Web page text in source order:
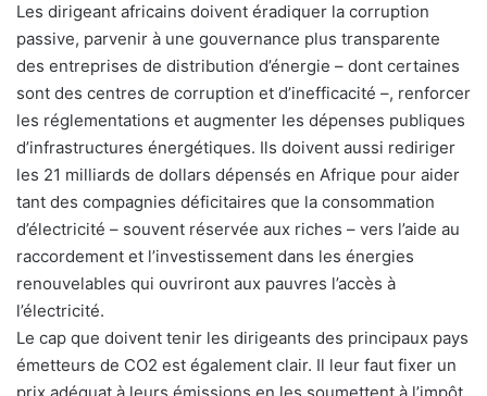
Les dirigeant africains doivent éradiquer la corruption
passive, parvenir à une gouvernance plus transparente
des entreprises de distribution d’énergie – dont certaines
sont des centres de corruption et d’inefficacité –, renforcer
les réglementations et augmenter les dépenses publiques
d’infrastructures énergétiques. Ils doivent aussi rediriger
les 21 milliards de dollars dépensés en Afrique pour aider
tant des compagnies déficitaires que la consommation
d’électricité – souvent réservée aux riches – vers l’aide au
raccordement et l’investissement dans les énergies
renouvelables qui ouvriront aux pauvres l’accès à
l’électricité.
Le cap que doivent tenir les dirigeants des principaux pays
émetteurs de CO2 est également clair. Il leur faut fixer un